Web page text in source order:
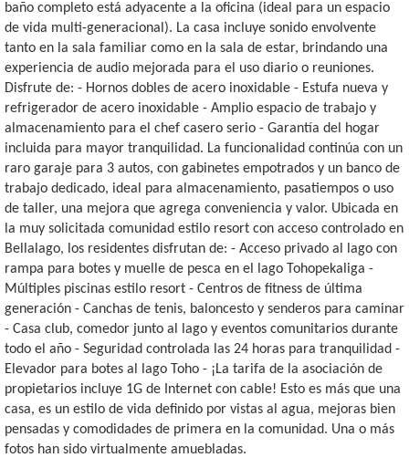
baño completo está adyacente a la oficina (ideal para un espacio
de vida multi-generacional). La casa incluye sonido envolvente
tanto en la sala familiar como en la sala de estar, brindando una
experiencia de audio mejorada para el uso diario o reuniones.
Disfrute de: - Hornos dobles de acero inoxidable - Estufa nueva y
refrigerador de acero inoxidable - Amplio espacio de trabajo y
almacenamiento para el chef casero serio - Garantía del hogar
incluida para mayor tranquilidad. La funcionalidad continúa con un
raro garaje para 3 autos, con gabinetes empotrados y un banco de
trabajo dedicado, ideal para almacenamiento, pasatiempos o uso
de taller, una mejora que agrega conveniencia y valor. Ubicada en
la muy solicitada comunidad estilo resort con acceso controlado en
Bellalago, los residentes disfrutan de: - Acceso privado al lago con
rampa para botes y muelle de pesca en el lago Tohopekaliga -
Múltiples piscinas estilo resort - Centros de fitness de última
generación - Canchas de tenis, baloncesto y senderos para caminar
- Casa club, comedor junto al lago y eventos comunitarios durante
todo el año - Seguridad controlada las 24 horas para tranquilidad -
Elevador para botes al lago Toho - ¡La tarifa de la asociación de
propietarios incluye 1G de Internet con cable! Esto es más que una
casa, es un estilo de vida definido por vistas al agua, mejoras bien
pensadas y comodidades de primera en la comunidad. Una o más
fotos han sido virtualmente amuebladas.